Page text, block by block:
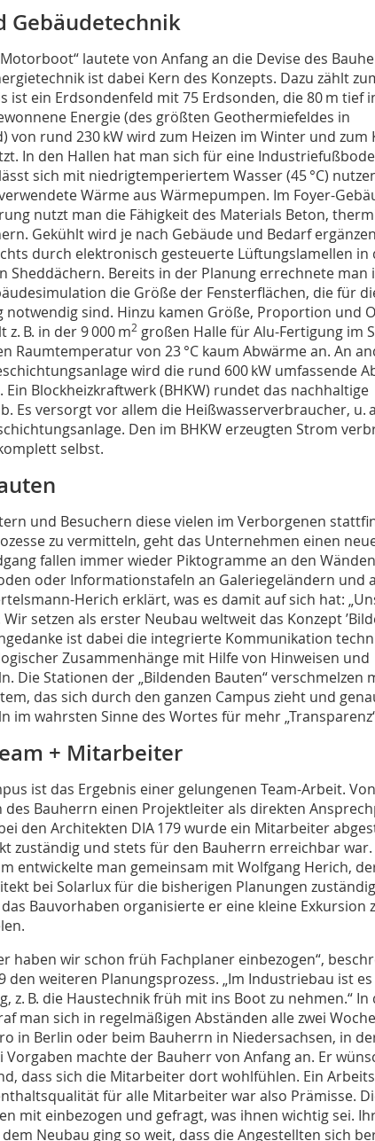
Gebäudetechnik
lautete von Anfang an die Devise des
ist dabei Kern des Konzepts. Dazu zählt
ist ein Erdsondenfeld mit 75 Erdsonden, die 80 m tief
Energie (des größten Geothermiefeldes in
von rund 230 kW wird zum Heizen im Winter und zum
In den Hallen hat man sich für eine
sich mit niedrigtemperiertem Wasser (45 °C)
Wärme aus Wärmepumpen. Im Foyer-
nutzt man die Fähigkeit des Materials Beton,
Gekühlt wird je nach Gebäude und Bedarf
durch elektronisch gesteuerte Lüftungslamellen in
Sheddächern. Bereits in der Planung errechnete man
die Größe der Fensterflächen, die für
notwendig sind. Hinzu kamen Größe, Proportion und
z. B. in der 9 000 m2 großen Halle für Alu-Fertigung im
Raumtemperatur von 23 °C kaum Abwärme an. An
wird die rund 600 kW umfassende
Ein Blockheizkraftwerk (BHKW) rundet das nachhaltige
Es versorgt vor allem die Heißwasserverbraucher, u.
Den im BHKW erzeugten Strom
selbst.
und Besuchern diese vielen im Verborgenen
zu vermitteln, geht das Unternehmen einen
fallen immer wieder Piktogramme an den
oder Informationstafeln an Galeriegeländern und
Herich erklärt, was es damit auf sich hat:
setzen als erster Neubau weltweit das Konzept
ist dabei die integrierte Kommunikation
Zusammenhänge mit Hilfe von Hinweisen und
Die Stationen der „Bildenden Bauten“ verschmelzen
das sich durch den ganzen Campus zieht und
im wahrsten Sinne des Wortes für mehr
+ Mitarbeiter
ist das Ergebnis einer gelungenen Team-Arbeit.
des Bauherrn einen Projektleiter als direkten
den Architekten DIA 179 wurde ein Mitarbeiter
zuständig und stets für den Bauherrn erreichbar war.
entwickelte man gemeinsam mit Wolfgang Herich,
bei Solarlux für die bisherigen Planungen
Bauvorhaben organisierte er eine kleine Exkursion
haben wir schon früh Fachplaner einbezogen“,
den weiteren Planungsprozess. „Im Industriebau ist
z. B. die Haustechnik früh mit ins Boot zu nehmen.“ In
man sich in regelmäßigen Abständen alle zwei
in Berlin oder beim Bauherrn in Niedersachsen, in
Vorgaben machte der Bauherr von Anfang an. Er
dass sich die Mitarbeiter dort wohlfühlen. Ein
für alle Mitarbeiter war also Prämisse.
mit einbezogen und gefragt, was ihnen wichtig sei.
Neubau ging so weit, dass die Angestellten sich